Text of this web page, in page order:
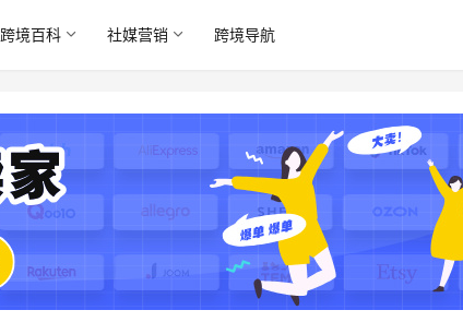
跨境百科 社媒营销 跨境导航